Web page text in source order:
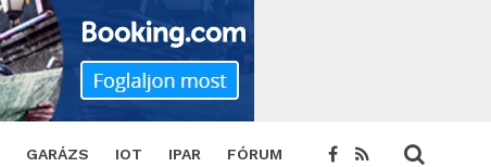
GARÁZS IOT IPAR FÓRUM